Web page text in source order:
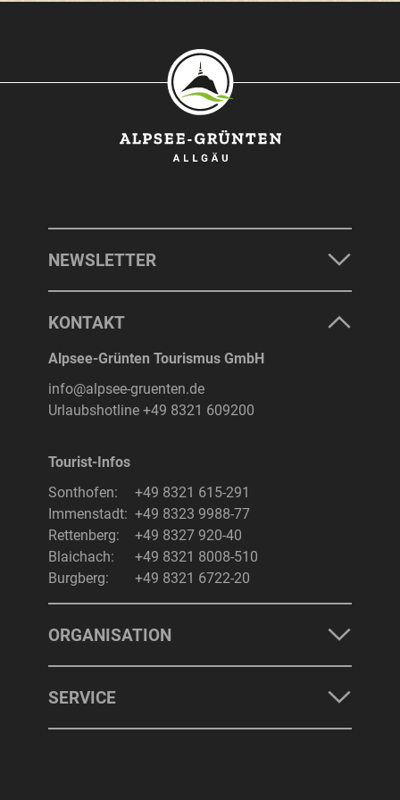
BLAICHACH-GUNZESRIED
BURGBERG
UNTERKÜNFTE
ERLEBNISSE
Suchbegriff
Suchen
NEWSLETTER
KONTAKT
Alpsee-Grünten Tourismus GmbH
info@alpsee-gruenten.de
Urlaubshotline +49 8321 609200
Tourist-Infos
Sonthofen:
+49 8321 615-291
Immenstadt: +49 8323 9988-77
Rettenberg:
+49 8327 920-40
Blaichach:
+49 8321 8008-510
Burgberg:
+49 8321 6722-20
ORGANISATION
SERVICE